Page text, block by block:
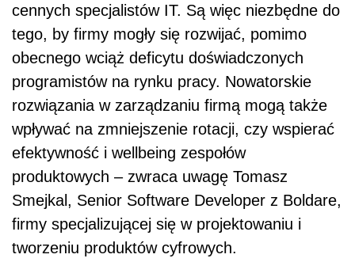
cennych specjalistów IT. Są więc niezbędne do
tego, by firmy mogły się rozwijać, pomimo
obecnego wciąż deficytu doświadczonych
programistów na rynku pracy. Nowatorskie
rozwiązania w zarządzaniu firmą mogą także
wpływać na zmniejszenie rotacji, czy wspierać
efektywność i wellbeing zespołów
produktowych – zwraca uwagę Tomasz
Smejkal, Senior Software Developer z Boldare,
firmy specjalizującej się w projektowaniu i
tworzeniu produktów cyfrowych.